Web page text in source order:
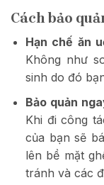
Cách bảo
Hạn chế ăn
Không như
sinh do đó
Bảo quản
Khi đi công
của bạn sẽ
lên bề mặt
tránh và các